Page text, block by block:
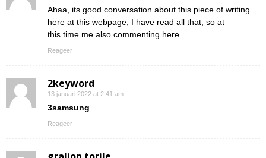
Ahaa, its good conversation about this piece of writing
here at this webpage, I have read all that, so at
this time me also commenting here.
Reageer
2keyword
13 januari 2022 at 2:41 am
3samsung
Reageer